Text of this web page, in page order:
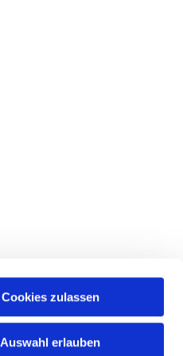
Cookies zulassen
Auswahl erlauben